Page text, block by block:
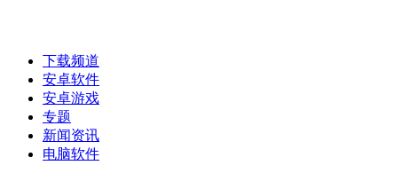
下载频道
安卓软件
安卓游戏
专题
新闻资讯
电脑软件